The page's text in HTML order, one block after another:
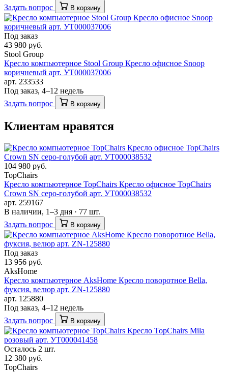
Задать вопрос
В корзину
Под заказ
43 980 руб.
Stool Group
Кресло компьютерное Stool Group Кресло офисное Snoop
коричневый арт. УТ000037006
арт. 233533
Под заказ, 4–12 недель
Задать вопрос
В корзину
Клиентам нравятся
104 980 руб.
TopChairs
Кресло компьютерное TopChairs Кресло офисное TopChairs
Crown SN серо-голубой арт. УТ000038532
арт. 259167
В наличии, 1–3 дня · 77 шт.
Задать вопрос
В корзину
Под заказ
13 956 руб.
AksHome
Кресло компьютерное AksHome Кресло поворотное Bella,
фуксия, велюр арт. ZN-125880
арт. 125880
Под заказ, 4–12 недель
Задать вопрос
В корзину
Осталось 2 шт.
12 380 руб.
TopChairs